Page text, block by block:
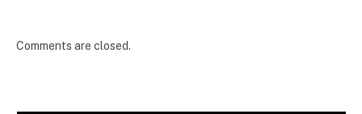
Comments are closed.